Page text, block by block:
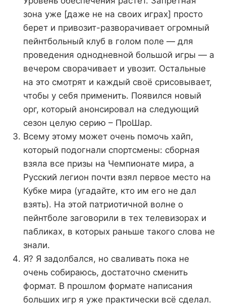
зона уже [даже не на своих играх] просто
берет и привозит-разворачивает огромный
пейнтбольный клуб в голом поле — для
проведения однодневной большой игры — а
вечером сворачивает и увозит. Остальные
на это смотрят и каждый своё срисовывает,
чтобы у себя применить. Появился новый
орг, который анонсировал на следующий
сезон целую серию – ПроШар.
Всему этому может очень помочь хайп,
который подогнали спортсмены: сборная
взяла все призы на Чемпионате мира, а
Русский легион почти взял первое место на
Кубке мира (угадайте, кто им его не дал
взять). На этой патриотичной волне о
пейнтболе заговорили в тех телевизорах и
пабликах, в которых раньше такого слова не
знали.
Я? Я задолбался, но сваливать пока не
очень собираюсь, достаточно сменить
формат. В прошлом формате написания
больших игр я уже практически всё сделал.